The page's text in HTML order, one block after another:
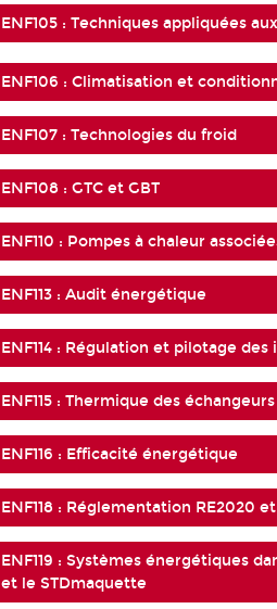
ENF105 : Techniques appliquées
ENF106 : Climatisation et
ENF107 : Technologies du froid
ENF108 : GTC et GBT
ENF110 : Pompes à chaleur
ENF113 : Audit énergétique
ENF114 : Régulation et pilotage
ENF115 : Thermique des échangeurs
ENF116 : Efficacité énergétique
ENF118 : Réglementation RE2020
ENF119 : Systèmes énergétiques
et le STDmaquette